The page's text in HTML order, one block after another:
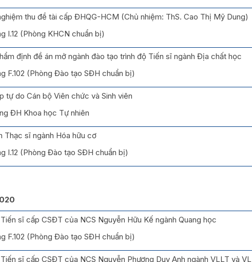
thu đề tài cấp ĐHQG-HCM (Chủ nhiệm: ThS. Cao Thị Mỹ Dung)
I.12 (Phòng KHCN chuẩn bị)
định đề án mở ngành đào tạo trình độ Tiến sĩ ngành Địa chất học
F.102 (Phòng Đào tạo SĐH chuẩn bị)
tự do Cán bộ Viên chức và Sinh viên
ĐH Khoa học Tự nhiên
Thạc sĩ ngành Hóa hữu cơ
I.12 (Phòng Đào tạo SĐH chuẩn bị)
sĩ cấp CSĐT của NCS Nguyễn Hữu Kế ngành Quang học
F.102 (Phòng Đào tạo SĐH chuẩn bị)
sĩ cấp CSĐT của NCS Nguyễn Phương Duy Anh ngành VLLT và VL